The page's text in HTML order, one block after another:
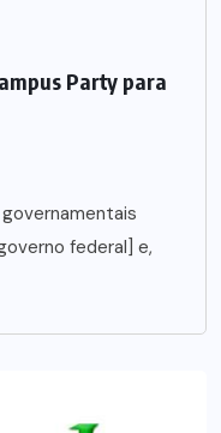
Party para
federal] e,